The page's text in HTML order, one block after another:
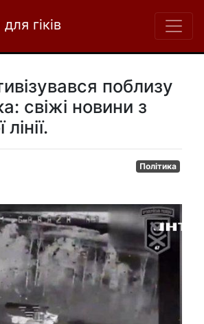
гіків
поблизу
свіжі новини з
Політика